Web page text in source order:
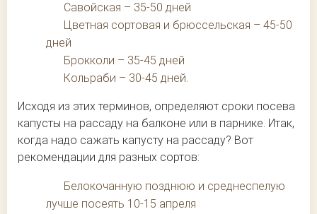
Савойская – 35-50 дней
Цветная сортовая и брюссельская – 45-50
дней
Брокколи – 35-45 дней
Кольраби – 30-45 дней.
Исходя из этих терминов, определяют сроки посева
капусты на рассаду на балконе или в парнике. Итак,
когда надо сажать капусту на рассаду? Вот
рекомендации для разных сортов:
Белокочанную позднюю и среднеспелую
лучше посеять 10-15 апреля